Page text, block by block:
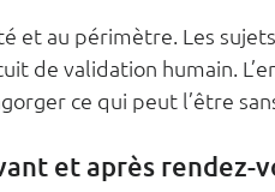
et au périmètre. Les
de validation humain.
ce qui peut l’être
et après rendez-